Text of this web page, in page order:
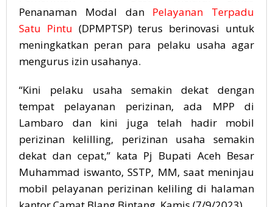
Penanaman Modal dan Pelayanan Terpadu
Satu Pintu (DPMPTSP) terus berinovasi untuk
meningkatkan peran para pelaku usaha agar
mengurus izin usahanya.
“Kini pelaku usaha semakin dekat dengan
tempat pelayanan perizinan, ada MPP di
Lambaro dan kini juga telah hadir mobil
perizinan kelilling, perizinan usaha semakin
dekat dan cepat,” kata Pj Bupati Aceh Besar
Muhammad iswanto, SSTP, MM, saat meninjau
mobil pelayanan perizinan keliling di halaman